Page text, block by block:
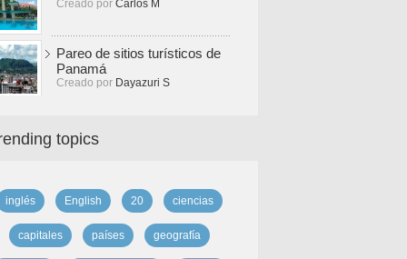
Creado por Carlos M
Pareo de sitios turísticos de
Panamá
Creado por Dayazuri S
topics
inglés English 20 ciencias
capitales países geografía